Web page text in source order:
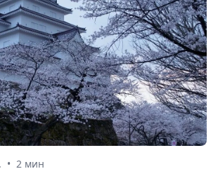
• 2 мин